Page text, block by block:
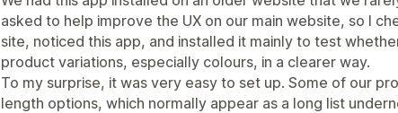
asked to help improve the UX on our main website, so I
site, noticed this app, and installed it mainly to test
product variations, especially colours, in a clearer way.
To my surprise, it was very easy to set up. Some of our
length options, which normally appear as a long list